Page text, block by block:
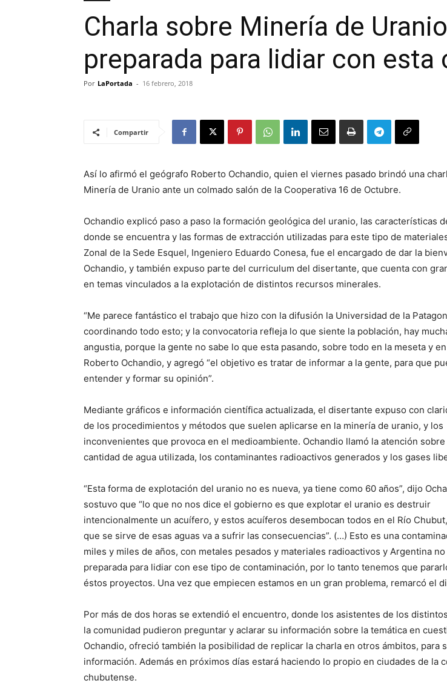
Charla sobre Minería de
preparada para lidiar con esta
Por LaPortada - 16 febrero, 2018
Compartir
Así lo afirmó el geógrafo Roberto Ochandio, quien el viernes pasado brindó una
Minería de Uranio ante un colmado salón de la Cooperativa 16 de Octubre.
Ochandio explicó paso a paso la formación geológica del uranio, las características
donde se encuentra y las formas de extracción utilizadas para este tipo de
Zonal de la Sede Esquel, Ingeniero Eduardo Conesa, fue el encargado de dar la
Ochandio, y también expuso parte del curriculum del disertante, que cuenta con
en temas vinculados a la explotación de distintos recursos minerales.
“Me parece fantástico el trabajo que hizo con la difusión la Universidad de la
coordinando todo esto; y la convocatoria refleja lo que siente la población, hay
angustia, porque la gente no sabe lo que esta pasando, sobre todo en la meseta y en
Roberto Ochandio, y agregó “el objetivo es tratar de informar a la gente, para que
entender y formar su opinión”.
Mediante gráficos e información científica actualizada, el disertante expuso con
de los procedimientos y métodos que suelen aplicarse en la minería de uranio, y los
inconvenientes que provoca en el medioambiente. Ochandio llamó la atención
cantidad de agua utilizada, los contaminantes radioactivos generados y los gases
“Esta forma de explotación del uranio no es nueva, ya tiene como 60 años”, dijo
sostuvo que “lo que no nos dice el gobierno es que explotar el uranio es destruir
intencionalmente un acuífero, y estos acuíferos desembocan todos en el Río
que se sirve de esas aguas va a sufrir las consecuencias”. (…) Esto es una
miles y miles de años, con metales pesados y materiales radioactivos y Argentina
preparada para lidiar con ese tipo de contaminación, por lo tanto tenemos que
éstos proyectos. Una vez que empiecen estamos en un gran problema, remarcó el
Por más de dos horas se extendió el encuentro, donde los asistentes de los
la comunidad pudieron preguntar y aclarar su información sobre la temática en
Ochandio, ofreció también la posibilidad de replicar la charla en otros ámbitos, para
información. Además en próximos días estará haciendo lo propio en ciudades de la
chubutense.